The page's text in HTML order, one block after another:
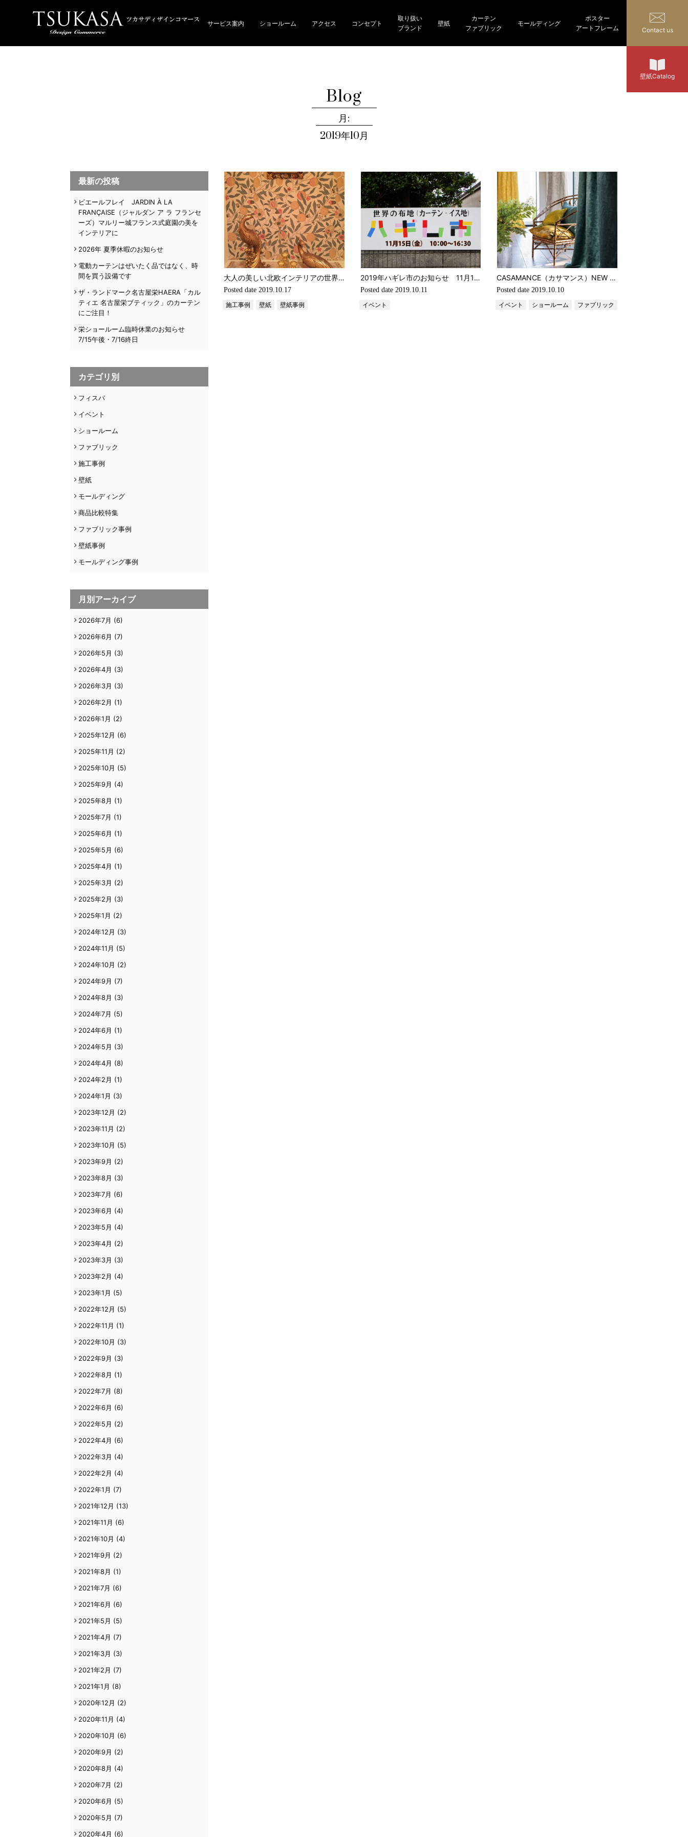
サービス案内 ショールーム アクセス コンセプト
取り扱い
ブランド
壁紙
カーテン
ファブリック
モールディング
ポスター
アートフレーム
Contact us
壁紙Catalog
Blog
月:
2019年10月
大人の美しい北欧インテリアの世界 （輸入壁紙・ボラスタペーター・ウィリアム・モリス）
Posted date 2019.10.17
施工事例
壁紙 壁紙事例
2019年ハギレ市のお知らせ 11月15日（金）開催！
Posted date 2019.10.11
イベント
CASAMANCE（カサマンス）NEW COLLECTIONご紹介のご案内
Posted date 2019.10.10
イベント
ショールーム ファブリック
最新の投稿
ピエールフレイ JARDIN À LA
FRANÇAISE（ジャルダン ア ラ フランセ
ーズ）マルリー城フランス式庭園の美を
インテリアに
2026年 夏季休暇のお知らせ
電動カーテンはぜいたく品ではなく、時
間を買う設備です
ザ・ランドマーク名古屋栄HAERA「カル
ティエ 名古屋栄ブティック」のカーテン
にご注目！
栄ショールーム臨時休業のお知らせ
7/15午後・7/16終日
カテゴリ別
フィスバ
イベント
ショールーム
ファブリック
施工事例
壁紙
モールディング
商品比較特集
ファブリック事例
壁紙事例
モールディング事例
月別アーカイブ
2026年7月 (6)
2026年6月 (7)
2026年5月 (3)
2026年4月 (3)
2026年3月 (3)
2026年2月 (1)
2026年1月 (2)
2025年12月 (6)
2025年11月 (2)
2025年10月 (5)
2025年9月 (4)
2025年8月 (1)
2025年7月 (1)
2025年6月 (1)
2025年5月 (6)
2025年4月 (1)
2025年3月 (2)
2025年2月 (3)
2025年1月 (2)
2024年12月 (3)
2024年11月 (5)
2024年10月 (2)
2024年9月 (7)
2024年8月 (3)
2024年7月 (5)
2024年6月 (1)
2024年5月 (3)
2024年4月 (8)
2024年2月 (1)
2024年1月 (3)
2023年12月 (2)
2023年11月 (2)
2023年10月 (5)
2023年9月 (2)
2023年8月 (3)
2023年7月 (6)
2023年6月 (4)
2023年5月 (4)
2023年4月 (2)
2023年3月 (3)
2023年2月 (4)
2023年1月 (5)
2022年12月 (5)
2022年11月 (1)
2022年10月 (3)
2022年9月 (3)
2022年8月 (1)
2022年7月 (8)
2022年6月 (6)
2022年5月 (2)
2022年4月 (6)
2022年3月 (4)
2022年2月 (4)
2022年1月 (7)
2021年12月 (13)
2021年11月 (6)
2021年10月 (4)
2021年9月 (2)
2021年8月 (1)
2021年7月 (6)
2021年6月 (6)
2021年5月 (5)
2021年4月 (7)
2021年3月 (3)
2021年2月 (7)
2021年1月 (8)
2020年12月 (2)
2020年11月 (4)
2020年10月 (6)
2020年9月 (2)
2020年8月 (4)
2020年7月 (2)
2020年6月 (5)
2020年5月 (7)
2020年4月 (6)